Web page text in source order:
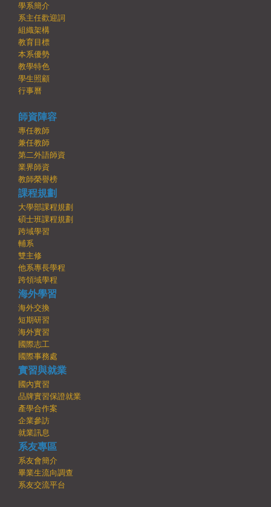
學系簡介
系主任歡迎詞
組織架構
教育目標
本系優勢
教學特色
學生照顧
行事曆
師資陣容
專任教師
兼任教師
第二外語師資
業界師資
教師榮譽榜
課程規劃
大學部課程規劃
碩士班課程規劃
跨域學習
輔系
雙主修
他系專長學程
跨領域學程
海外學習
海外交換
短期研習
海外實習
國際志工
國際事務處
實習與就業
國內實習
品牌實習保證就業
產學合作案
企業參訪
就業訊息
系友專區
系友會簡介
畢業生流向調查
系友交流平台